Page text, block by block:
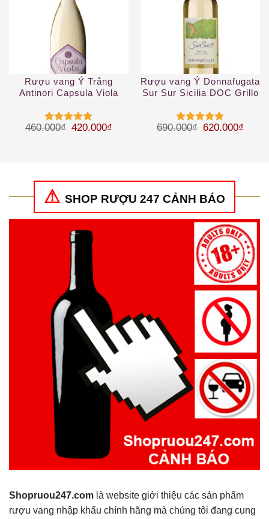
Rượu vang Ý Trắng
Antinori Capsula Viola
Được xếp
460.000₫ Giá gốc là: 460.000₫.
420.000₫ Giá hiện tại là: 420.000₫.
Rượu vang Ý Donnafugata
Sur Sur Sicilia DOC Grillo
Được xếp
690.000₫ Giá gốc là:
620.000₫
SHOP RƯỢU 247 CẢNH BÁO
Shopruou247.com là website giới thiệu các sản phẩm
rượu vang nhập khẩu chính hãng mà chúng tôi đang cung